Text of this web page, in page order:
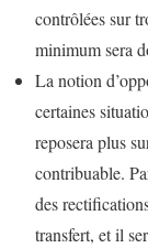
contrôlées sur
minimum sera
La notion
certaines
reposera plus
contribuable.
des
transfert, et il